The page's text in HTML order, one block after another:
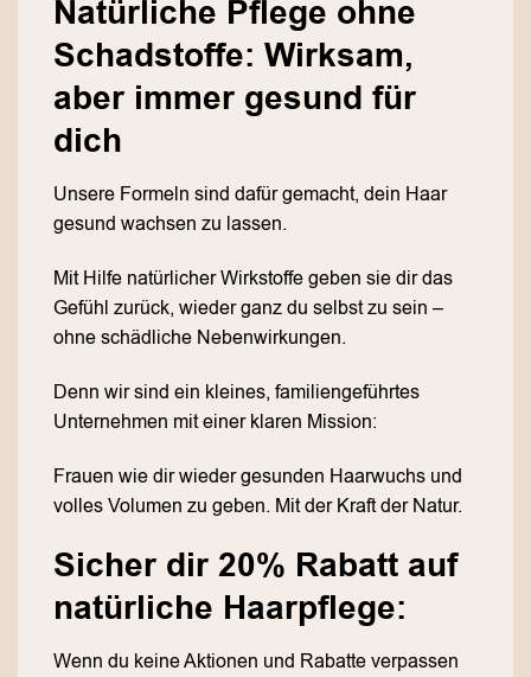
Natürliche Pflege ohne
Schadstoffe: Wirksam,
aber immer gesund für
dich
Unsere Formeln sind dafür gemacht, dein Haar
gesund wachsen zu lassen.
Mit Hilfe natürlicher Wirkstoffe geben sie dir das
Gefühl zurück, wieder ganz du selbst zu sein –
ohne schädliche Nebenwirkungen.
Denn wir sind ein kleines, familiengeführtes
Unternehmen mit einer klaren Mission:
Frauen wie dir wieder gesunden Haarwuchs und
volles Volumen zu geben. Mit der Kraft der Natur.
Sicher dir 20% Rabatt auf
natürliche Haarpflege:
Wenn du keine Aktionen und Rabatte verpassen